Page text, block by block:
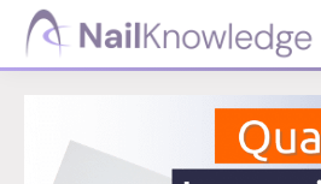
Saltar
Saltar
página
Conocimientos